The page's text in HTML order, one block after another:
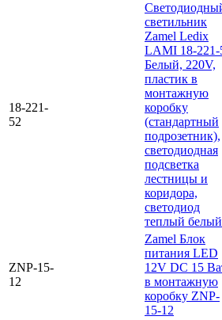
18-221-
52
светильник
Zamel Ledix
LAMI 18-221-
Белый, 220V,
пластик в
монтажную
коробку
(стандартный
подрозетник),
светодиодная
подсветка
лестницы и
коридора,
светодиод
теплый белый
ZNP-15-
12
Zamel Блок
питания LED
12V DC 15
в монтажную
коробку ZNP-
15-12